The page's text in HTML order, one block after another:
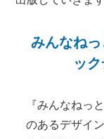
みんなね
ッ
『みんなねっ
のあるデザイ